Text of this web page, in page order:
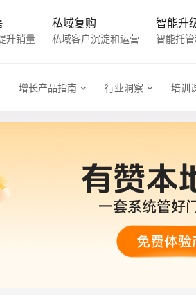
升销量
私域复购
私域客户沉淀和运营
智能升
智能托
增长产品指南 行业洞察 培训